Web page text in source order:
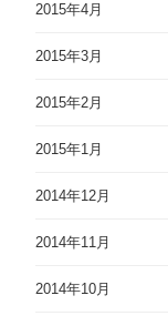
2015年4月
2015年3月
2015年2月
2015年1月
2014年12月
2014年11月
2014年10月